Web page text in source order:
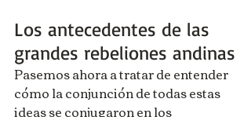
Los antecedentes de las
grandes rebeliones andinas
Pasemos ahora a tratar de entender
cómo la conjunción de todas estas
ideas se conjugaron en los